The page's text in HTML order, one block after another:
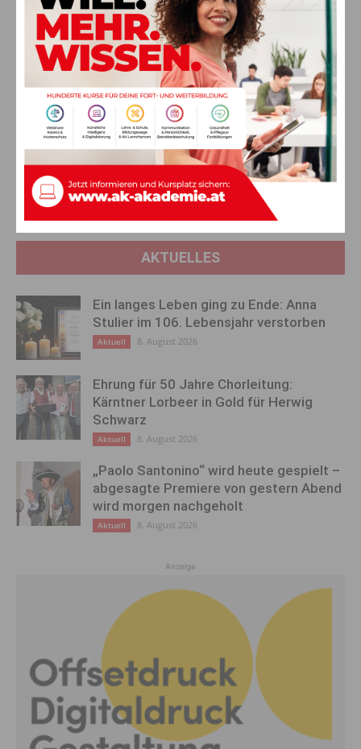
Von links: NF Obmann Iskrac Raimund, NF Landesgeschäftsführer Bayer Klaus,
Vzbgm. Druml Robert, GR. Kuglitsch Beatrice.
Vorheriger Artikel
8 Mio. Euro für die Zukunft der
Patientenversorgung: Klinikum
Klagenfurt und LKH Villach
setzen auf moderne
Medizintechnik!
Nächster Artikel
Der Gailtaler, der sich sein
eigenes Flugzeug baut: ,,Nur
fliegen ist schöner!”
AKTUELLES
Ein langes Leben ging zu Ende: Anna
Stulier im 106. Lebensjahr verstorben
Aktuell 8. August 2026
Ehrung für 50 Jahre Chorleitung:
Kärntner Lorbeer in Gold für Herwig
Schwarz
Aktuell 8. August 2026
„Paolo Santonino“ wird heute gespielt –
abgesagte Premiere von gestern Abend
wird morgen nachgeholt
Aktuell 8. August 2026
Anzeige